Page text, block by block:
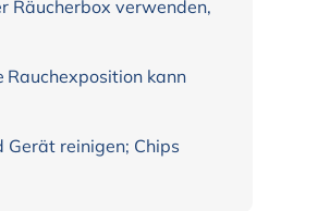
Räucherbox verwenden,
kann
Gerät reinigen; Chips